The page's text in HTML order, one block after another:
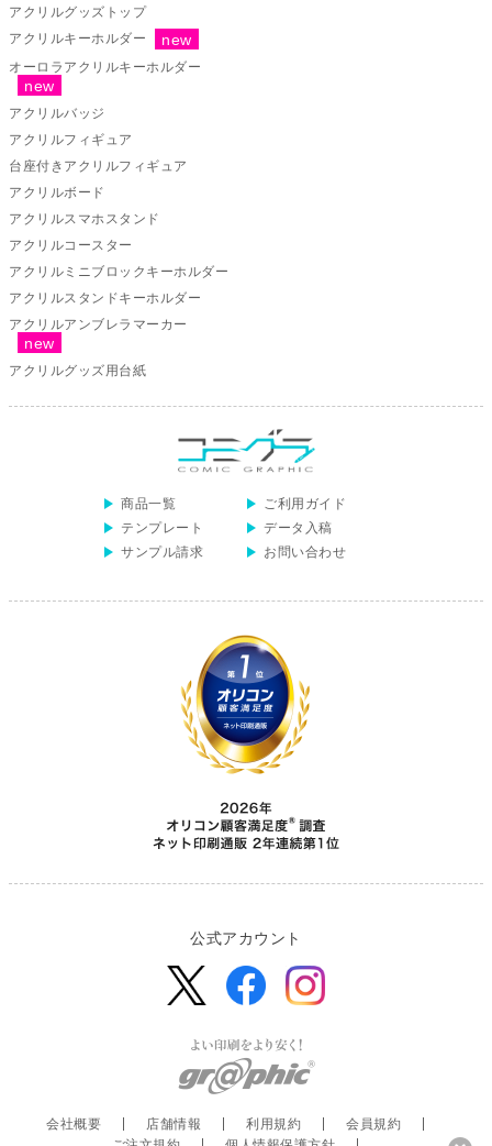
アクリルグッズトップ
アクリルキーホルダー
オーロラアクリルキーホルダー
アクリルバッジ
アクリルフィギュア
台座付きアクリルフィギュア
アクリルボード
アクリルスマホスタンド
アクリルコースター
アクリルミニブロックキーホルダー
アクリルスタンドキーホルダー
アクリルアンブレラマーカー
アクリルグッズ用台紙
商品一覧
ご利用ガイド
テンプレート
データ入稿
サンプル請求
お問い合わせ
公式アカウント
会社概要 店舗情報 利用規約
会員規約